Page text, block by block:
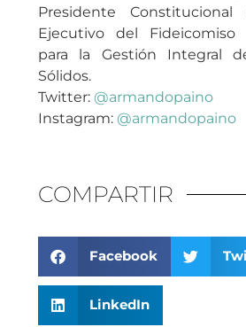
Presidente
Ejecutivo del Fideicomiso
para la Gestión Integral
Sólidos.
Twitter: @armandopaino
Instagram: @armandopaino
COMPARTIR
Facebook
LinkedIn